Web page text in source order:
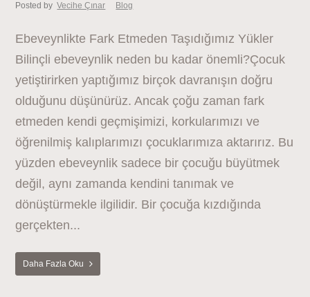
Posted by Vecihe Çınar Blog
Ebeveynlikte Fark Etmeden Taşıdığımız Yükler
Bilinçli ebeveynlik neden bu kadar önemli?Çocuk
yetiştirirken yaptığımız birçok davranışın doğru
olduğunu düşünürüz. Ancak çoğu zaman fark
etmeden kendi geçmişimizi, korkularımızı ve
öğrenilmiş kalıplarımızı çocuklarımıza aktarırız. Bu
yüzden ebeveynlik sadece bir çocuğu büyütmek
değil, aynı zamanda kendini tanımak ve
dönüştürmekle ilgilidir. Bir çocuğa kızdığında
gerçekten...
Daha Fazla Oku